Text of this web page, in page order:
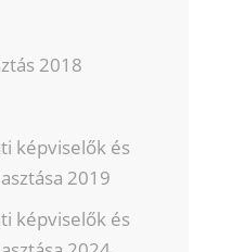
2018
képviselők és
2019
képviselők és